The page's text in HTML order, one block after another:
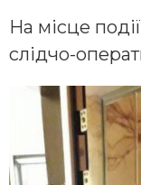
На місце
слідчо-